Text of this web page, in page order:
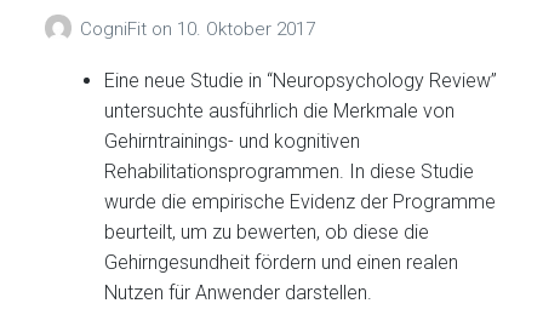
CogniFit on 10. Oktober 2017
Eine neue Studie in “Neuropsychology Review”
untersuchte ausführlich die Merkmale von
Gehirntrainings- und kognitiven
Rehabilitationsprogrammen. In diese Studie
wurde die empirische Evidenz der Programme
beurteilt, um zu bewerten, ob diese die
Gehirngesundheit fördern und einen realen
Nutzen für Anwender darstellen.